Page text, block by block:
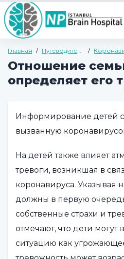
Главная / Путеводитель
/
Отношение
определяет его
Информирование детей
вызванную
На детей также влияет
тревоги, возникшая в
коронавируса. Указывая
должны в первую
собственные страхи и
отмечают, что дети могут
ситуацию как